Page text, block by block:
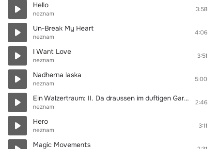
Hello
neznam
3:58
Un-Break My Heart
neznam
4:06
I Want Love
neznam
3:51
Nadherna laska
neznam
5:00
Ein Walzertraum: II. Da draussen im duftigen Garten
neznam
2:46
Hero
neznam
3:11
Magic Movements